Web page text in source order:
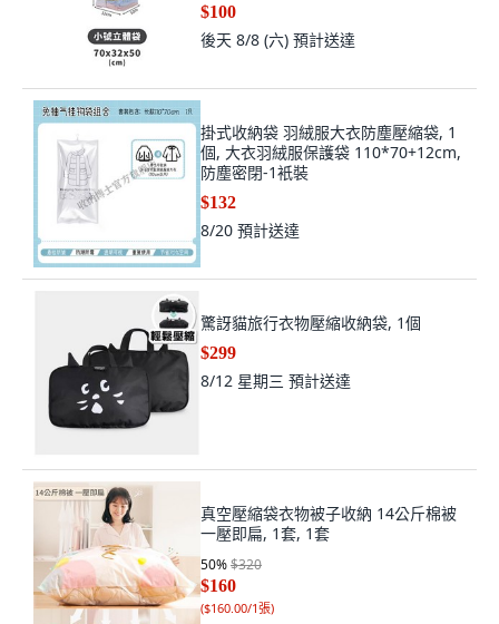
$100
後天 8/8 (六) 預計送達
掛式收納袋 羽絨服大衣防塵壓縮袋, 1
個, 大衣羽絨服保護袋 110*70+12cm,
防塵密閉-1衹裝
$132
8/20 預計送達
驚訝貓旅行衣物壓縮收納袋, 1個
$299
8/12 星期三 預計送達
真空壓縮袋衣物被子收納 14公斤棉被
一壓即扁, 1套, 1套
50%$320
$160
($160.00/1張)